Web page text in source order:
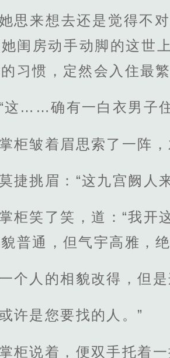
思来想去还是觉得不
闺房动手动脚的这世
习惯，定然会入住最
“这……确有一白衣男子
柜皱着眉思索了一阵，
捷挑眉：“这九宫阙人
柜笑了笑，道：“我开
普通，但气宇高雅，
一个人的相貌改得，但
许是您要找的人。”
柜说着，便双手托着